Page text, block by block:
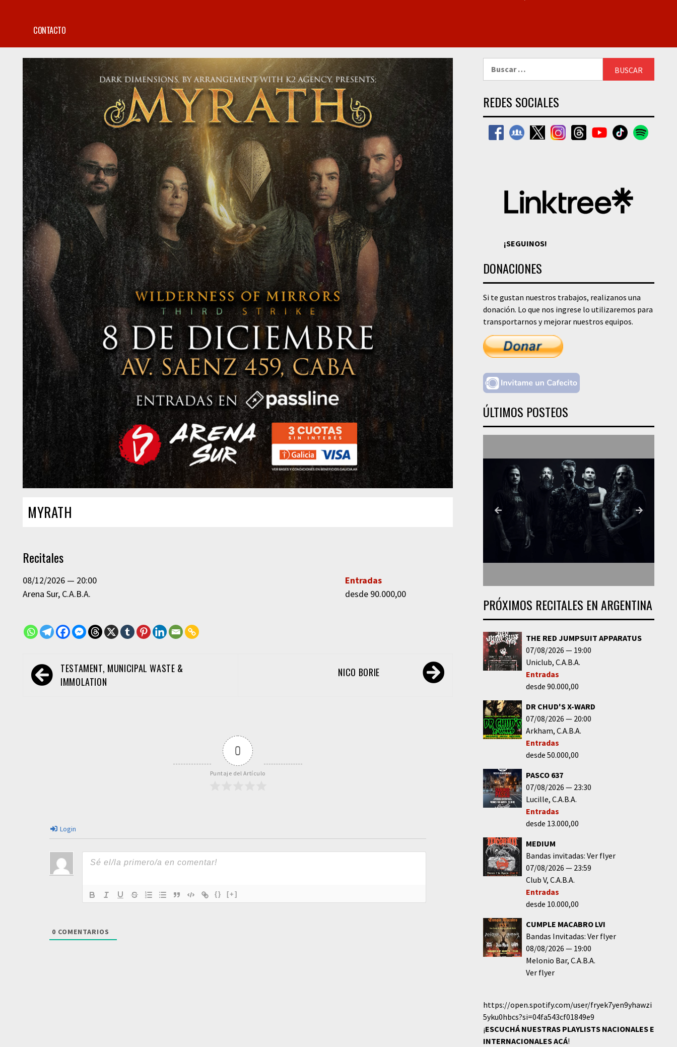
CONTACTO
MYRATH
Recitales
08/12/2026
20:00
Arena Sur C.A.B.A.
Entradas
desde 90.000,00
Navegación
de
TESTAMENT, MUNICIPAL WASTE &
IMMOLATION
NICO BORIE
0
Puntaje del Artículo
Login
{} [+]
0 COMENTARIOS
REDES SOCIALES
¡SEGUINOS!
DONACIONES
Si te gustan nuestros trabajos, realizanos una
donación. Lo que nos ingrese lo utilizaremos para
transportarnos y mejorar nuestros equipos.
ÚLTIMOS POSTEOS
PRÓXIMOS RECITALES EN ARGENTINA
THE RED JUMPSUIT APPARATUS
07/08/2026
19:00
Uniclub C.A.B.A.
Entradas
desde 90.000,00
DR CHUD'S X-WARD
07/08/2026
20:00
Arkham C.A.B.A.
Entradas
desde 50.000,00
PASCO 637
07/08/2026
23:30
Lucille C.A.B.A.
Entradas
desde 13.000,00
MEDIUM
Bandas invitadas: Ver flyer
07/08/2026
23:59
Club V C.A.B.A.
Entradas
desde 10.000,00
CUMPLE MACABRO LVI
Bandas Invitadas: Ver flyer
08/08/2026
19:00
Melonio Bar C.A.B.A.
Ver flyer
https://open.spotify.com/user/fryek7yen9yhawzi
5yku0hbcs?si=04fa543cf01849e9
¡ESCUCHÁ NUESTRAS PLAYLISTS NACIONALES E
INTERNACIONALESACÁ!